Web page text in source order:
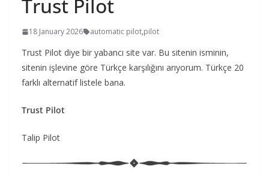
Trust Pilot
18 January 2026 automatic pilot,pilot
Trust Pilot diye bir yabancı site var. Bu sitenin isminin,
sitenin işlevine göre Türkçe karşılığını arıyorum. Türkçe 20
farklı alternatif listele bana.
Trust Pilot
Talip Pilot